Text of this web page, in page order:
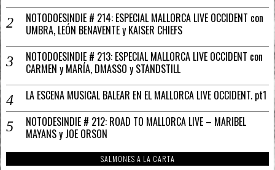
NOTODOESINDIE # 214: ESPECIAL MALLORCA LIVE OCCIDENT con
UMBRA, LEÓN BENAVENTE y KAISER CHIEFS
NOTODOESINDIE # 213: ESPECIAL MALLORCA LIVE OCCIDENT con
CARMEN y MARÍA, DMASSO y STANDSTILL
LA ESCENA MUSICAL BALEAR EN EL MALLORCA LIVE OCCIDENT. pt1
NOTODESINDIE # 212: ROAD TO MALLORCA LIVE – MARIBEL
MAYANS y JOE ORSON
SALMONES A LA CARTA